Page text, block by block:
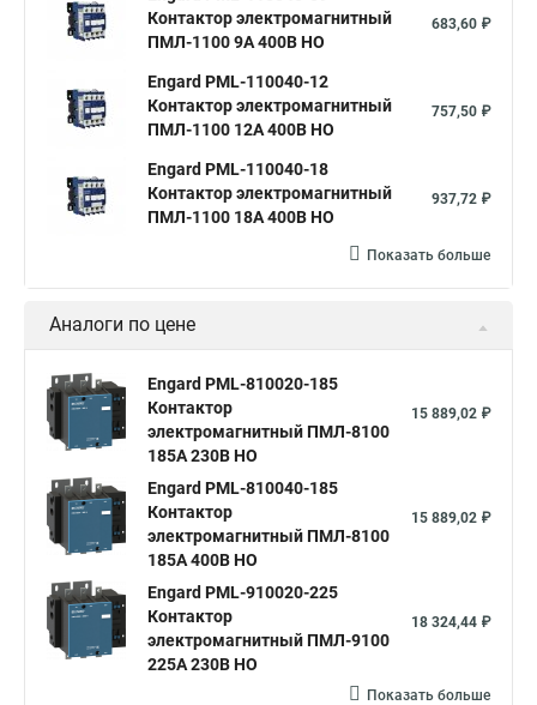
Контактор электромагнитный
ПМЛ-1100 9A 400В НО
683,60 ₽
Engard PML-110040-12
Контактор электромагнитный
ПМЛ-1100 12A 400В НО
757,50 ₽
Engard PML-110040-18
Контактор электромагнитный
ПМЛ-1100 18A 400В НО
937,72 ₽
Показать больше
Аналоги по цене
Engard PML-810020-185
Контактор
электромагнитный ПМЛ-8100
185A 230B НО
15 889,02 ₽
Engard PML-810040-185
Контактор
электромагнитный ПМЛ-8100
185A 400B НО
15 889,02 ₽
Engard PML-910020-225
Контактор
электромагнитный ПМЛ-9100
225A 230B НО
18 324,44 ₽
Показать больше